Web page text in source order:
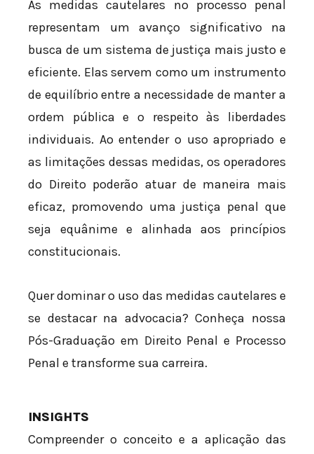
As medidas cautelares no processo penal
representam um avanço significativo na
busca de um sistema de justiça mais justo e
eficiente. Elas servem como um instrumento
de equilíbrio entre a necessidade de manter a
ordem pública e o respeito às liberdades
individuais. Ao entender o uso apropriado e
as limitações dessas medidas, os operadores
do Direito poderão atuar de maneira mais
eficaz, promovendo uma justiça penal que
seja equânime e alinhada aos princípios
constitucionais.
Quer dominar o uso das medidas cautelares e
se destacar na advocacia? Conheça nossa
Pós-Graduação em Direito Penal e Processo
Penal e transforme sua carreira.
INSIGHTS
Compreender o conceito e a aplicação das